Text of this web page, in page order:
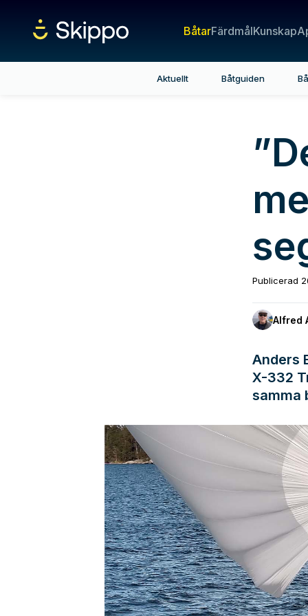
BåtarFärdmålKunskap
Aktuellt Båtguiden
Publicerad
Alfred
Anders
X-332
samma